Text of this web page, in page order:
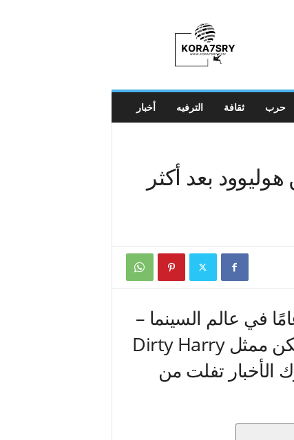
أخبار الترفيه ثقافة حرب
بعد أكثر
في عالم السينما –
أمام الكاميرا وخلفها على حد سواء – لكن ممثل Dirty Harry
الأخبار تفلت من